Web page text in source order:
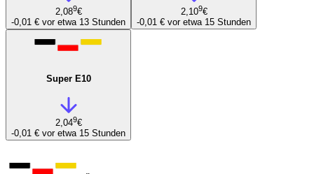
2,089€
-0,01 € vor etwa 13 Stunden
2,109€
-0,01 € vor etwa 15 Stunden
Super E10
2,049€
-0,01 € vor etwa 15 Stunden